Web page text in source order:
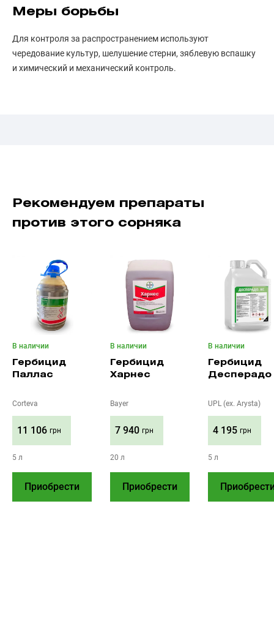
Меры борьбы
Для контроля за распространением используют
чередование культур, шелушение стерни, зяблевую вспашку
и химический и механический контроль.
Рекомендуем препараты
против этого сорняка
В наличии
Гербицид
Паллас
Corteva
11 106 грн
5 л
Приобрести
В наличии
Гербицид
Харнес
Bayer
7 940 грн
20 л
Приобрести
В наличии
Гербицид
Десперадо
UPL (ex. Arysta)
4 195 грн
5 л